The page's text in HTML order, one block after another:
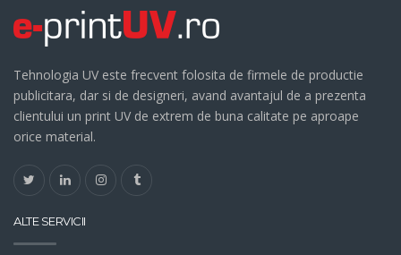
Tehnologia UV este frecvent folosita de firmele de productie
publicitara, dar si de designeri, avand avantajul de a prezenta
clientului un print UV de extrem de buna calitate pe aproape
orice material.
ALTE SERVICII